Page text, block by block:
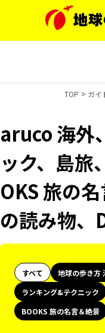
TOP ガイ
aruco 海外
ック、島旅
OKS 旅の
の読み物
すべて 地球の歩き方
ランキング&テクニック
BOOKS 旅の名言＆絶景